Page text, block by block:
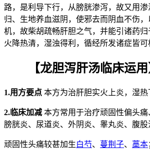
路，是利导下行，从膀胱渗泻，故又用
归、生地养血滋阴，使邪去而阴血不伤
机，故柴胡疏畅肝胆之气，并能引诸药
火降热清，湿浊得利，循经所发诸症皆可
【龙胆泻肝汤临床运用
1.用方要点 本方为治肝胆实火上炎，湿
2.临床加减本方常用于治疗顽固性偏头
膀胱炎、尿道炎、外阴炎、睾丸炎、腹
顽固性头痛较甚加生白芍、 蔓荆子、 藁本